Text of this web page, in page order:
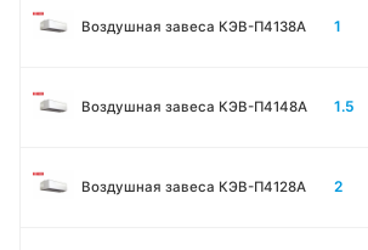
Воздушная завеса КЭВ-П4138А 1
Воздушная завеса КЭВ-П4148А 1.5
Воздушная завеса КЭВ-П4128А 2